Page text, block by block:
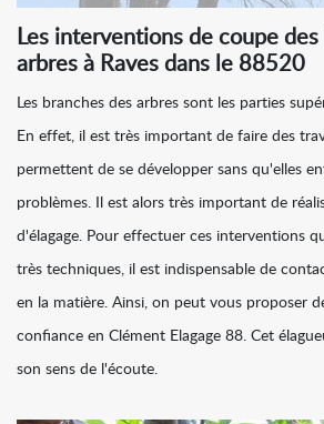
Les interventions de coupe
arbres à Raves dans le 88520
Les branches des arbres sont les parties
En effet, il est très important de faire des
permettent de se développer sans qu'elles
problèmes. Il est alors très important de
d'élagage. Pour effectuer ces interventions
très techniques, il est indispensable de
en la matière. Ainsi, on peut vous proposer
confiance en Clément Elagage 88. Cet
son sens de l'écoute.